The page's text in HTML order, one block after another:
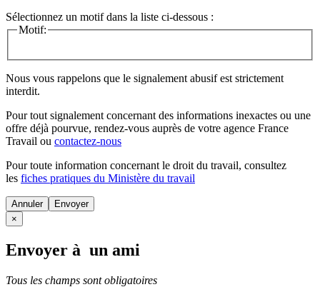
Sélectionnez un motif dans la liste ci-dessous :
Motif:
Nous vous rappelons que le signalement abusif est strictement
interdit.
Pour tout signalement concernant des informations inexactes ou une
offre déjà pourvue, rendez-vous auprès de votre agence France
Travail ou contactez-nous
Pour toute information concernant le droit du travail, consultez
les fiches pratiques du Ministère du travail
Annuler
×
Envoyer à un ami
Tous les champs sont obligatoires